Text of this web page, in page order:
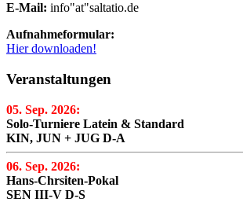
E-Mail: info"at"saltatio.de
Aufnahmeformular:
Hier downloaden!
Veranstaltungen
05. Sep. 2026:
Solo-Turniere Latein & Standard
KIN, JUN + JUG D-A
06. Sep. 2026:
Hans-Chrsiten-Pokal
SEN III-V D-S